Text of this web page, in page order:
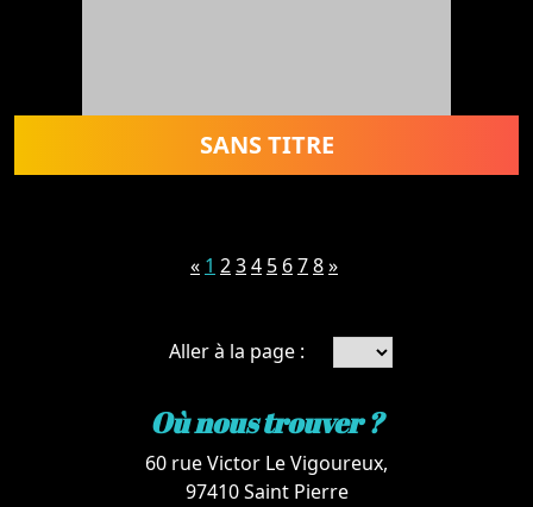
SANS TITRE
« 1 234 5 678»
Aller à la page :
Où nous trouver ?
60 rue Victor Le Vigoureux,
97410 Saint Pierre